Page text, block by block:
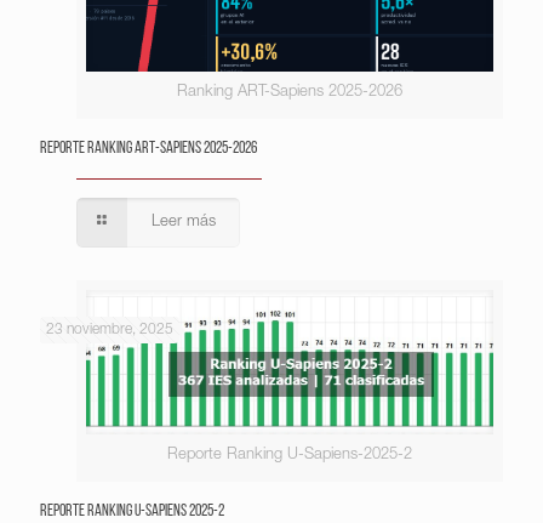
Ranking ART-Sapiens 2025-2026
Reporte Ranking ART-Sapiens 2025-2026
Leer más
Reporte Ranking U-Sapiens-2025-2
23 noviembre, 2025
Reporte Ranking U-Sapiens 2025-2